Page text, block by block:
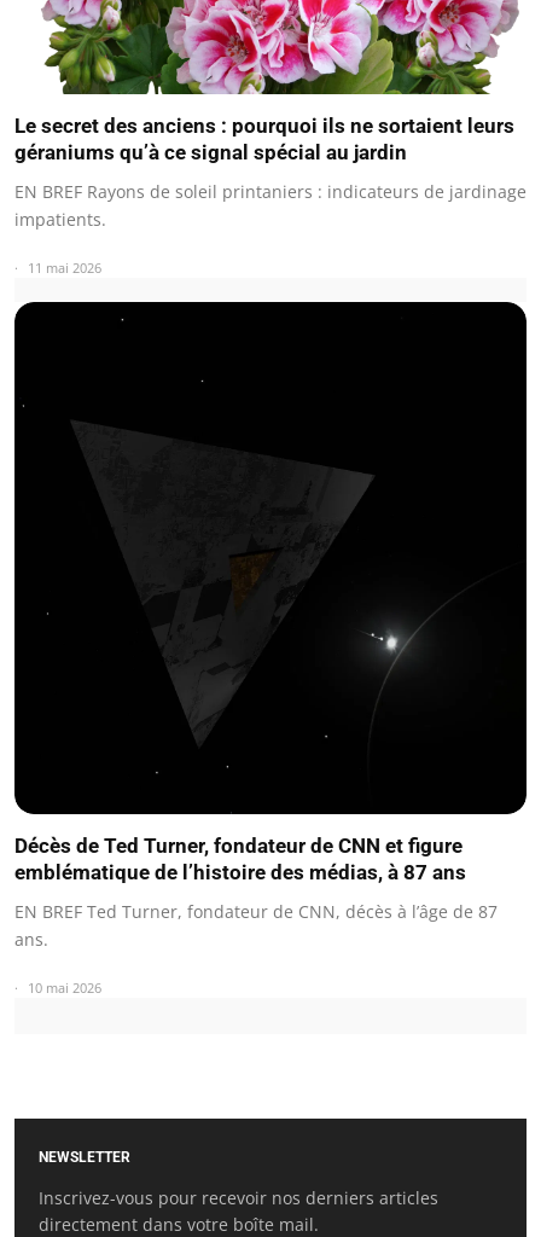
Le secret des anciens : pourquoi ils ne sortaient leurs
géraniums qu’à ce signal spécial au jardin
EN BREF Rayons de soleil printaniers : indicateurs de jardinage
impatients.
11 mai 2026
Décès de Ted Turner, fondateur de CNN et figure
emblématique de l’histoire des médias, à 87 ans
EN BREF Ted Turner, fondateur de CNN, décès à l’âge de 87
ans.
10 mai 2026
NEWSLETTER
Inscrivez-vous pour recevoir nos derniers articles
directement dans votre boîte mail.